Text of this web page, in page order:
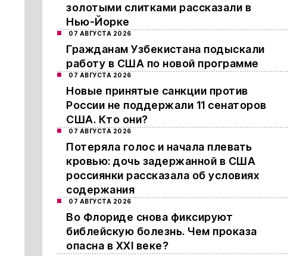
золотыми слитками рассказали в
Нью-Йорке
07 АВГУСТА 2026
Гражданам Узбекистана подыскали
работу в США по новой программе
07 АВГУСТА 2026
Новые принятые санкции против
России не поддержали 11 сенаторов
США. Кто они?
07 АВГУСТА 2026
Потеряла голос и начала плевать
кровью: дочь задержанной в США
россиянки рассказала об условиях
содержания
07 АВГУСТА 2026
Во Флориде снова фиксируют
библейскую болезнь. Чем проказа
опасна в XXI веке?